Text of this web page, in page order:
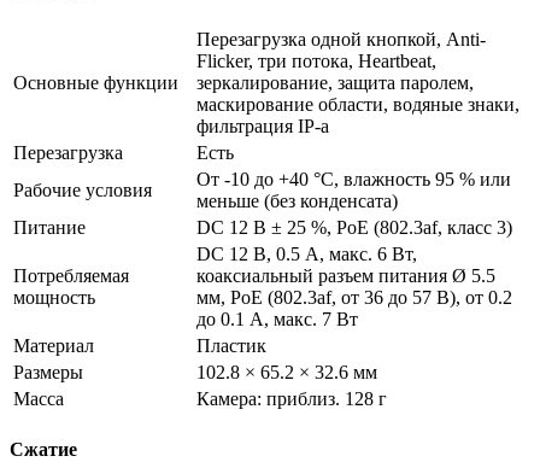
Основные функции
Перезагрузка одной кнопкой, Anti-
Flicker, три потока, Heartbeat,
зеркалирование, защита паролем,
маскирование области, водяные знаки,
фильтрация IP-а
Перезагрузка
Есть
Рабочие условия
От -10 до +40 °C, влажность 95 % или
меньше (без конденсата)
Питание
DС 12 В ± 25 %, PoE (802.3af, класс 3)
Потребляемая
мощность
DC 12 В, 0.5 A, макс. 6 Вт,
коаксиальный разъем питания Ø 5.5
мм, PoE (802.3af, от 36 до 57 В), от 0.2
до 0.1 A, макс. 7 Вт
Материал
Пластик
Размеры
102.8 × 65.2 × 32.6 мм
Масса
Камера: приблиз. 128 г
Сжатие